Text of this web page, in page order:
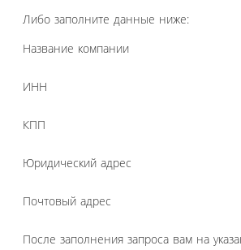
Либо заполните данные ниже:
Название компании
ИНН
КПП
Юридический адрес
Почтовый адрес
После заполнения запроса вам на